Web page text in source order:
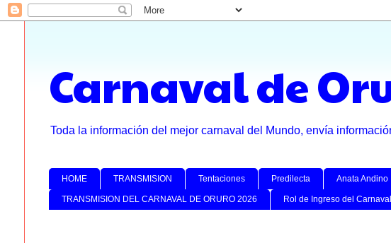
Carnaval de
Toda la información del mejor carnaval del Mundo, envía
HOME TRANSMISION Tentaciones Predilecta Anata Andino
TRANSMISION DEL CARNAVAL DE ORURO 2026 Rol de Ingreso del